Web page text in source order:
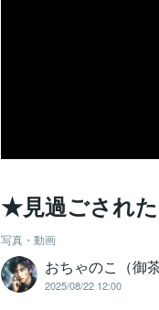
★見過ごされ
写真・動画
おちゃのこ（御
2025/08/22 12:00